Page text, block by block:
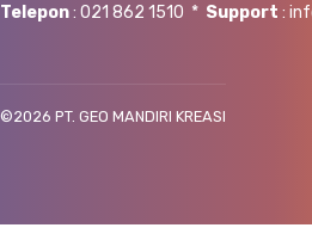
Telepon: 021 862 1510 * Support :
©2026 PT. GEO MANDIRI KREASI